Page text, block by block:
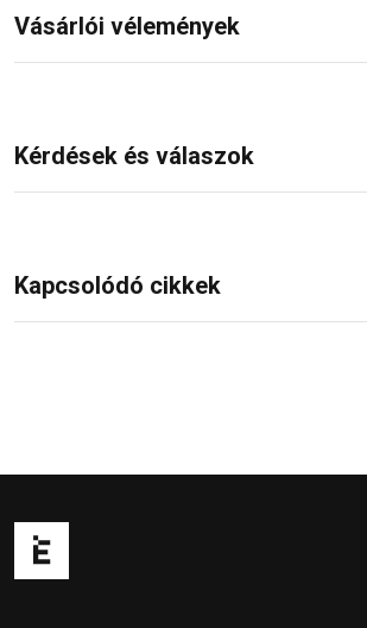
Vásárlói vélemények
Kérdések és válaszok
Kapcsolódó cikkek